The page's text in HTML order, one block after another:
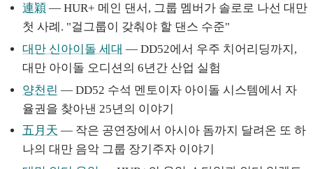
連穎 — HUR+ 메인 댄서, 그룹 멤버가 솔로로 나선 대만
첫 사례. "걸그룹이 갖춰야 할 댄스 수준"
대만 신아이돌 세대 — DD52에서 우주 치어리딩까지,
대만 아이돌 오디션의 6년간 산업 실험
양천린 — DD52 수석 멘토이자 아이돌 시스템에서 자
율권을 찾아낸 25년의 이야기
五月天 — 작은 공연장에서 아시아 돔까지 달려온 또 하
나의 대만 음악 그룹 장기주자 이야기